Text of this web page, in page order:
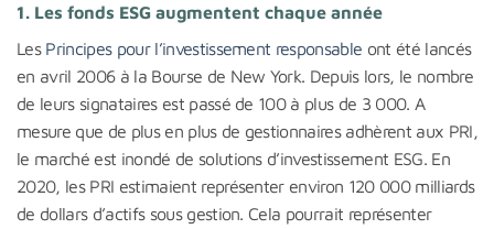
1. Les fonds ESG augmentent chaque année
Les Principes pour l’investissement responsable ont été lancés
en avril 2006 à la Bourse de New York. Depuis lors, le nombre
de leurs signataires est passé de 100 à plus de 3 000. A
mesure que de plus en plus de gestionnaires adhèrent aux PRI,
le marché est inondé de solutions d’investissement ESG. En
2020, les PRI estimaient représenter environ 120 000 milliards
de dollars d’actifs sous gestion. Cela pourrait représenter